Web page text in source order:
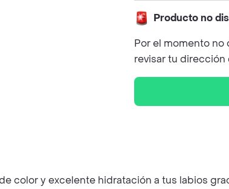
Producto no
Por el momento
revisar tu
color y excelente hidratación a tus labios